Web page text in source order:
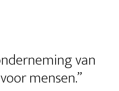
van
mensen.”